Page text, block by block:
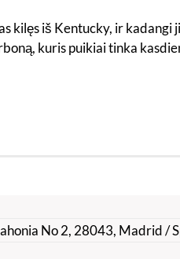
iš Kentucky, ir kadangi
kuris puikiai tinka
No 2, 28043, Madrid /